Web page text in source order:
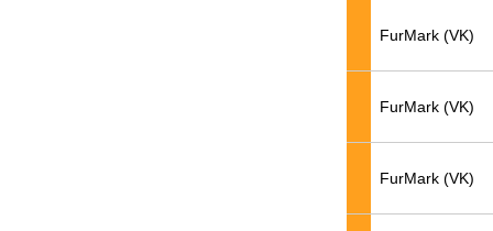
FurMark (VK)
FurMark (VK)
FurMark (VK)